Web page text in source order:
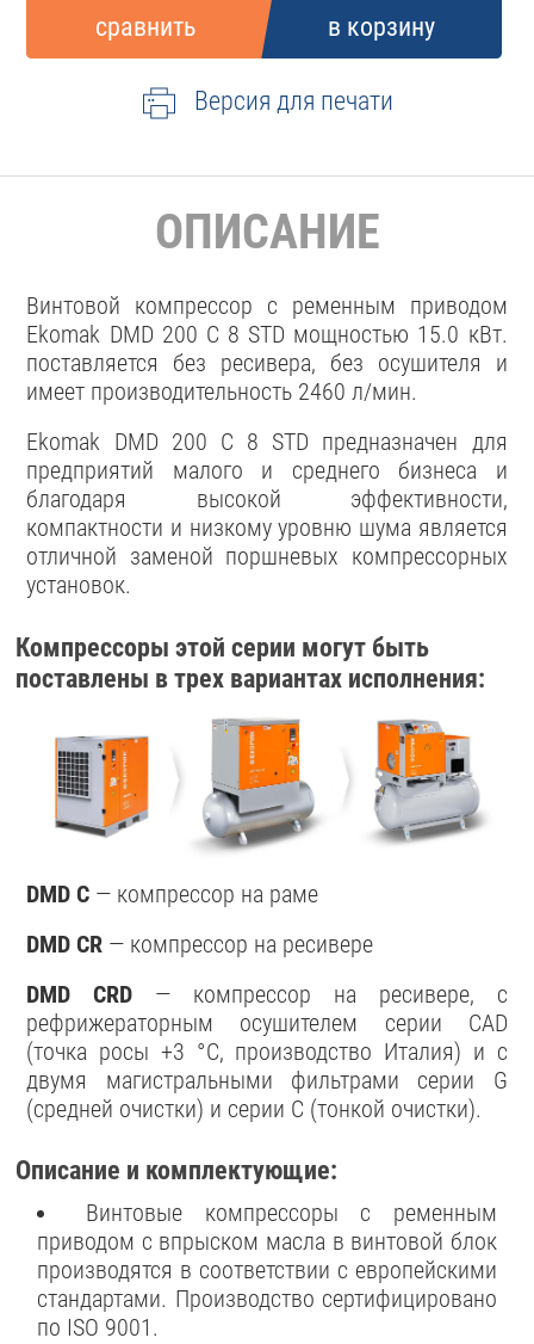
Версия для печати
ОПИСАНИЕ
Винтовой компрессор с ременным приводом
Ekomak DMD 200 C 8 STD мощностью 15.0 кВт.
поставляется без ресивера, без осушителя и
имеет производительность 2460 л/мин.
Ekomak DMD 200 C 8 STD предназначен для
предприятий малого и среднего бизнеса и
благодаря высокой эффективности,
компактности и низкому уровню шума является
отличной заменой поршневых компрессорных
установок.
Компрессоры этой серии могут быть
поставлены в трех вариантах исполнения:
DMD C — компрессор на раме
DMD CR — компрессор на ресивере
DMD CRD — компрессор на ресивере, с
рефрижераторным осушителем серии CAD
(точка росы +3 °С, производство Италия) и с
двумя магистральными фильтрами серии G
(средней очистки) и серии C (тонкой очистки).
Описание и комплектующие:
Винтовые компрессоры с ременным
приводом с впрыском масла в винтовой блок
производятся в соответствии с европейскими
стандартами. Производство сертифицировано
по ISO 9001.